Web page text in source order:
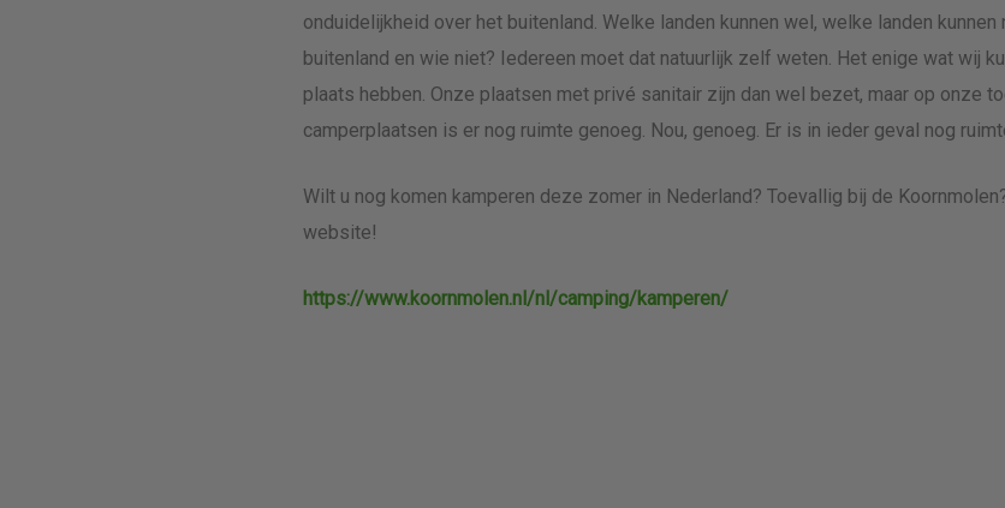
onduidelijkheid over het buitenland. Welke landen kunnen wel, welke landen
buitenland en wie niet? Iedereen moet dat natuurlijk zelf weten. Het enige wat wij
plaats hebben. Onze plaatsen met privé sanitair zijn dan wel bezet, maar op onze
camperplaatsen is er nog ruimte genoeg. Nou, genoeg. Er is in ieder geval nog
Wilt u nog komen kamperen deze zomer in Nederland? Toevallig bij de
website!
https://www.koornmolen.nl/nl/camping/kamperen/